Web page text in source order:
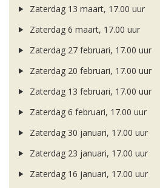
Zaterdag 13 maart, 17.00 uur
Zaterdag 6 maart, 17.00 uur
Zaterdag 27 februari, 17.00 uur
Zaterdag 20 februari, 17.00 uur
Zaterdag 13 februari, 17.00 uur
Zaterdag 6 februari, 17.00 uur
Zaterdag 30 januari, 17.00 uur
Zaterdag 23 januari, 17.00 uur
Zaterdag 16 januari, 17.00 uur